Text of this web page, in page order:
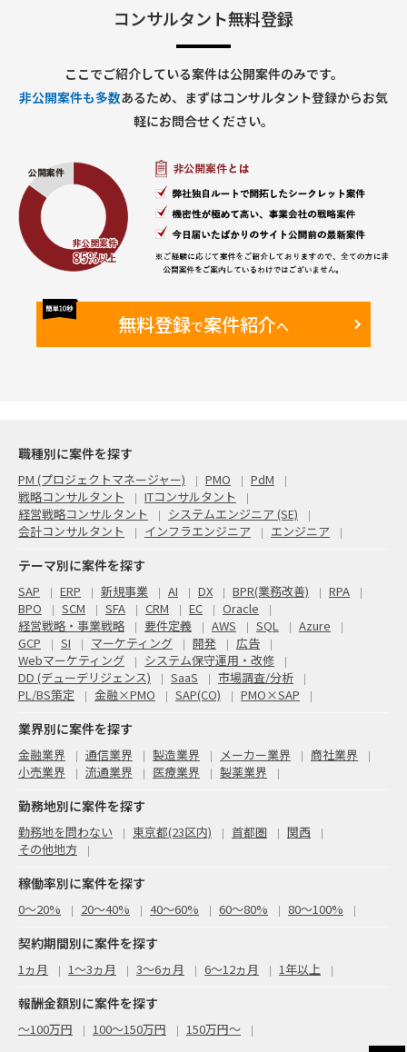
ス、ブランド等）へのヒアリング設計
・ヒアリングMTGのファシリテーション
・既存の社内規定・ルール・ポリシーのレビュー
・フレームワークに基づくギャップ分析
・部門横断的なリスクの整理と担当領域のマッピング
④可視化・レポーティング
⑤プロジェクト管理・調整業務
・セキュリティ部門AI担当者との連携・進捗共有
・進捗管理・課題管理
コンサルタント無料登録
ここでご紹介している案件は公開案件のみです。
非公開案件も多数あるため、まずはコンサルタント登録からお気
軽にお問合せください。
無料登録で案件紹介へ
職種別に案件を探す
PM (プロジェクトマネージャー) PMO
PdM
戦略コンサルタント
ITコンサルタント
経営戦略コンサルタント
システムエンジニア (SE)
会計コンサルタント
インフラエンジニア エンジニア
テーマ別に案件を探す
SAP ERP 新規事業 AI DX BPR(業務改善)
RPA
BPO
SCM SFA CRM EC
Oracle
経営戦略・事業戦略
要件定義 AWS SQL
Azure
GCP
SI マーケティング 開発
広告
Webマーケティング
システム保守運用・改修
DD (デューデリジェンス)
SaaS
市場調査/分析
PL/BS策定
金融×PMO SAP(CO) PMO×SAP
業界別に案件を探す
金融業界 通信業界 製造業界 メーカー業界
商社業界
小売業界
流通業界 医療業界 製薬業界
勤務地別に案件を探す
勤務地を問わない 東京都(23区内) 首都圏
関西
その他地方
稼働率別に案件を探す
0〜20% 20〜40% 40〜60% 60〜80% 80〜100%
契約期間別に案件を探す
1ヵ月 1～3ヵ月 3～6ヵ月 6～12ヵ月 1年以上
報酬金額別に案件を探す
〜100万円 100〜150万円 150万円〜